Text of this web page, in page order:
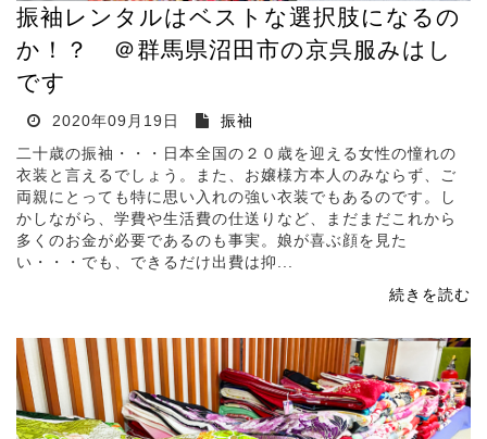
振袖レンタルはベストな選択肢になるの
か！？ ＠群馬県沼田市の京呉服みはし
です
2020年09月19日
振袖
二十歳の振袖・・・日本全国の２０歳を迎える女性の憧れの
衣装と言えるでしょう。また、お嬢様方本人のみならず、ご
両親にとっても特に思い入れの強い衣装でもあるのです。し
かしながら、学費や生活費の仕送りなど、まだまだこれから
多くのお金が必要であるのも事実。娘が喜ぶ顔を見た
い・・・でも、できるだけ出費は抑...
続きを読む